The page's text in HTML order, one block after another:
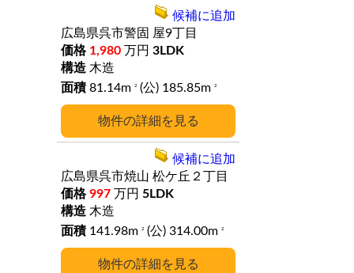
詳細
広島県呉市警固 屋9丁目
1,980 万円 3LDK
木造
81.14m
2 (公) 185.85m 2
候補に追加
詳細
広島県呉市焼山 松ケ丘２丁目
997 万円 5LDK
木造
141.98m
2 (公) 314.00m 2
候補に追加